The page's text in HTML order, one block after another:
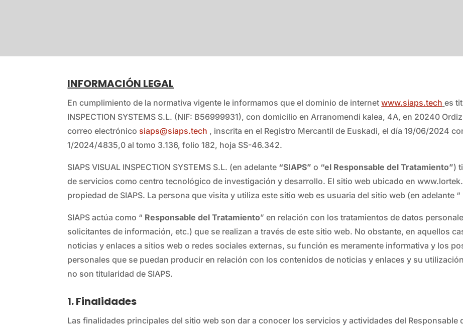
INFORMACIÓN LEGAL
En cumplimiento de la normativa vigente le informamos que el dominio de internetwww.siaps.tech es
INSPECTION SYSTEMS S.L. (NIF: B56999931), con domicilio en Arranomendi kalea, 4A, en 20240
correo electrónico siaps@siaps.tech , inscrita en el Registro Mercantil de Euskadi, el día 19/06/2024
1/2024/4835,0 al tomo 3.136, folio 182, hoja SS-46.342.
SIAPS VISUAL INSPECTION SYSTEMS S.L. (en adelante “SIAPS” o “el Responsable del Tratamiento”)
de servicios como centro tecnológico de investigación y desarrollo. El sitio web ubicado en
propiedad de SIAPS. La persona que visita y utiliza este sitio web es usuaria del sitio web (en adelante “
SIAPS actúa como “ Responsable del Tratamiento” en relación con los tratamientos de datos
solicitantes de información, etc.) que se realizan a través de este sitio web. No obstante, en aquellos
noticias y enlaces a sitios web o redes sociales externas, su función es meramente informativa y los
personales que se puedan producir en relación con los contenidos de noticias y enlaces y su
no son titularidad de SIAPS.
1. Finalidades
Las finalidades principales del sitio web son dar a conocer los servicios y actividades del Responsable